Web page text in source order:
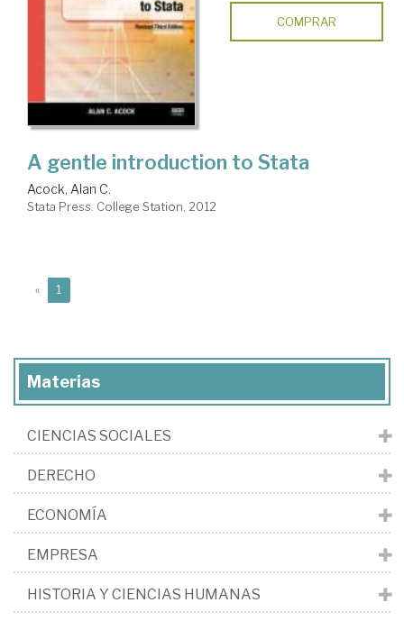
COMPRAR
A gentle introduction to Stata
Acock, Alan C.
Stata Press. College Station, 2012
« 1
Materias
CIENCIAS SOCIALES
DERECHO
ECONOMÍA
EMPRESA
HISTORIA Y CIENCIAS HUMANAS